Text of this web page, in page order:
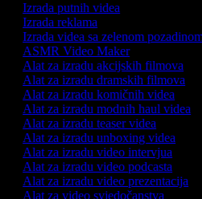
Izrada putnih videa
Izrada reklama
Izrada videa sa zelenom pozadinom
ASMR Video Maker
Alat za izradu akcijskih filmova
Alat za izradu dramskih filmova
Alat za izradu komičnih videa
Alat za izradu modnih haul videa
Alat za izradu teaser videa
Alat za izradu unboxing videa
Alat za izradu video intervjua
Alat za izradu video podcasta
Alat za izradu video prezentacija
Alat za video svjedočanstva